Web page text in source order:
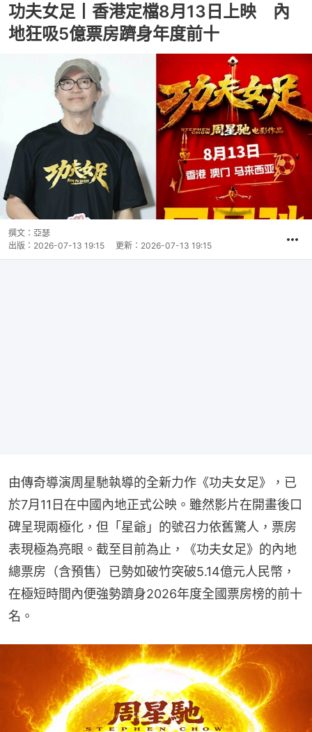
功夫女足丨香港定檔8月13日上映 內
地狂吸5億票房躋身年度前十
撰文： 亞瑟
出版： 2026-07-13 19:15 更新： 2026-07-13 19:15
由傳奇導演周星馳執導的全新力作《功夫女足》，已
於7月11日在中國內地正式公映。雖然影片在開畫後口
碑呈現兩極化，但「星爺」的號召力依舊驚人，票房
表現極為亮眼。截至目前為止，《功夫女足》的內地
總票房（含預售）已勢如破竹突破5.14億元人民幣，
在極短時間內便強勢躋身2026年度全國票房榜的前十
名。